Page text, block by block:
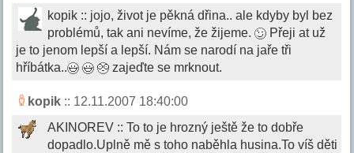
kopik :: jojo, život je pěkná dřina.. ale kdyby byl bez
problémů, tak ani nevíme, že žijeme.
Přeji at už
je to jenom lepší a lepší. Nám se narodí na jaře tři
hříbátka..
zajeďte se mrknout.
kopik :: 12.11.2007 18:40:00
AKINOREV :: To to je hrozný ještě že to dobře
dopadlo.Uplně mě s toho naběhla husina.To víš děti